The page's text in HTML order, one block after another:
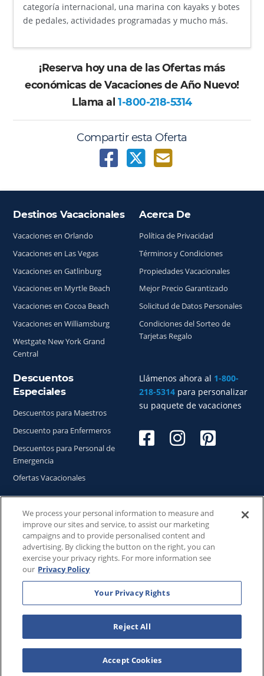
categoría internacional, una marina con kayaks y botes
de pedales, actividades programadas y mucho más.
¡Reserva hoy una de las Ofertas más
económicas de Vacaciones de Año Nuevo!
Llama al1-800-218-5314
Compartir esta Oferta
Índice del sitio
Llámenos ahora al 1-800-
218-5314 para personalizar
su paquete de vacaciones
Destinos Vacacionales
Vacaciones en Orlando
Vacaciones en Las Vegas
Vacaciones en Gatlinburg
Vacaciones en Myrtle Beach
Vacaciones en Cocoa Beach
Vacaciones en Williamsburg
Westgate New York Grand
Central
Acerca De
Política de Privacidad
Términos y Condiciones
Propiedades Vacacionales
Mejor Precio Garantizado
Solicitud de Datos Personales
Condiciones del Sorteo de
Tarjetas Regalo
Descuentos
Especiales
Descuentos para Maestros
Descuento para Enfermeros
Descuentos para Personal de
Emergencia
Ofertas Vacacionales
Copyright © 2026WestgateReservations.com
subsidiario deCFI
SeaWorld y todas las marcas y elementos relacionados TM
2026 Walt Disney World.
Universal y todas las marcas y elementos relacionados TM
& © 2026 Universal Studios. Todos los derechos reservados.
The Wizarding World of Harry Potter™️ - Ministry of Magic™️ :
™️ Warner Bros. Entertainment Inc. Publishing Rights ©️ J.K.
We process your personal information to measure and
improve our sites and service, to assist our marketing
campaigns and to provide personalised content and
advertising. By clicking the button on the right, you can
exercise your privacy rights. For more information see
our Privacy Policy
Your Privacy Rights
Reject All
Accept Cookies